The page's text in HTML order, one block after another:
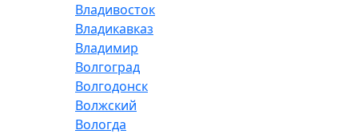
Владивосток
Владикавказ
Владимир
Волгоград
Волгодонск
Волжский
Вологда